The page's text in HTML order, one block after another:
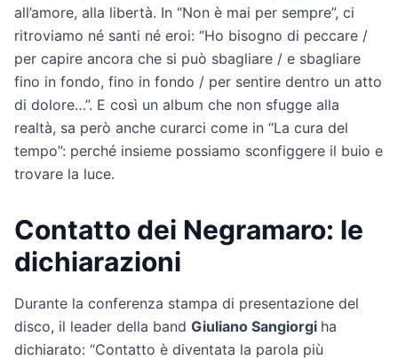
all’amore, alla libertà. In “Non è mai per sempre”, ci
ritroviamo né santi né eroi: “Ho bisogno di peccare /
per capire ancora che si può sbagliare / e sbagliare
fino in fondo, fino in fondo / per sentire dentro un atto
di dolore…”. E così un album che non sfugge alla
realtà, sa però anche curarci come in “La cura del
tempo”: perché insieme possiamo sconfiggere il buio e
trovare la luce.
Contatto dei Negramaro: le
dichiarazioni
Durante la conferenza stampa di presentazione del
disco, il leader della band Giuliano Sangiorgi ha
dichiarato: “Contatto è diventata la parola più